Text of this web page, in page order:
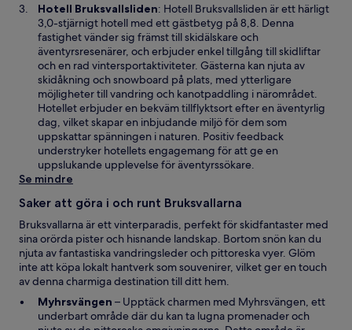
f
ö
n
s
t
e
r
Hotell BruksvallslidenÖ
p
p
n
a
s
i
e
t
t
n
y
f
ö
n
s
t
e
: Hotell Bruksvallsliden är ett härligt
3,0-stjärnigt hotell med ett gästbetyg på 8,8. Denna
fastighet vänder sig främst till skidälskare och
äventyrsresenärer, och erbjuder enkel tillgång till skidliftar
och en rad vintersportaktiviteter. Gästerna kan njuta av
skidåkning och snowboard på plats, med ytterligare
möjligheter till vandring och kanotpaddling i närområdet.
Hotellet erbjuder en bekväm tillflyktsort efter en äventyrlig
dag, vilket skapar en inbjudande miljö för dem som
uppskattar spänningen i naturen. Positiv feedback
understryker hotellets engagemang för att ge en
uppslukande upplevelse för äventyrssökare.
Se mindre
Saker att göra i och runt Bruksvallarna
Bruksvallarna är ett vinterparadis, perfekt för skidfantaster med
sina orörda pister och hisnande landskap. Bortom snön kan du
njuta av fantastiska vandringsleder och pittoreska vyer. Glöm
inte att köpa lokalt hantverk som souvenirer, vilket ger en touch
av denna charmiga destination till ditt hem.
Myhrsvängen Ö
p
– Upptäck charmen med Myhrsvängen, ett
underbart område där du kan ta lugna promenader och